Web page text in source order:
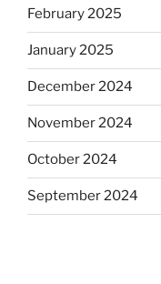
February 2025
January 2025
December 2024
November 2024
October 2024
September 2024